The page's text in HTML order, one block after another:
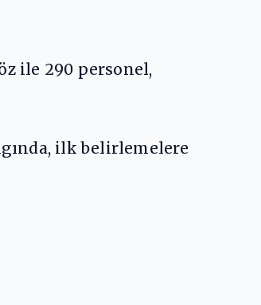
ile 290 personel,
ilk belirlemelere